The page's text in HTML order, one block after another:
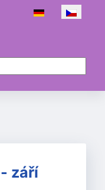
Zvolte jazyk
září